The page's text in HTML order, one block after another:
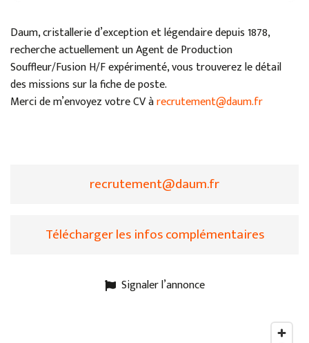
Daum, cristallerie d’exception et légendaire depuis 1878,
recherche actuellement un Agent de Production
Souffleur/Fusion H/F expérimenté, vous trouverez le détail
des missions sur la fiche de poste.
Merci de m’envoyez votre CV àrecrutement@daum.fr
recrutement@daum.fr
Télécharger les infos complémentaires
Signaler l’annonce